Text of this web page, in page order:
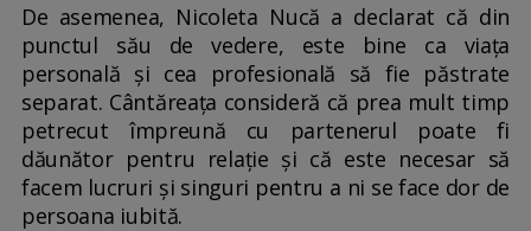
De asemenea, Nicoleta Nucă a declarat că din
punctul său de vedere, este bine ca viața
personală și cea profesională să fie păstrate
separat. Cântăreața consideră că prea mult timp
petrecut împreună cu partenerul poate fi
dăunător pentru relație și că este necesar să
facem lucruri și singuri pentru a ni se face dor de
persoana iubită.